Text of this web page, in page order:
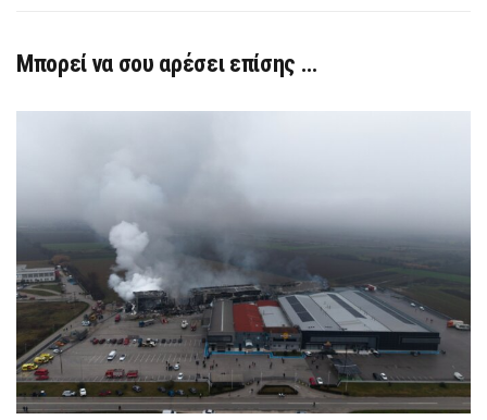
Μπορεί να σου αρέσει επίσης …